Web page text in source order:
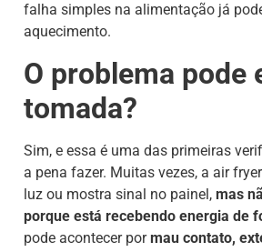
falha simples na alimentação já
aquecimento.
O problema pode
tomada?
Sim, e essa é uma das primeiras
a pena fazer. Muitas vezes, a air
luz ou mostra sinal no painel, mas
porque está recebendo energia de
pode acontecer pormau contato,